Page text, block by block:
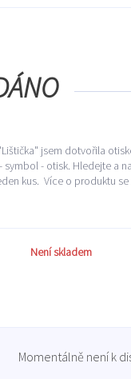
jsem dotvořila
symbol - otisk. Hledejte a
kus. Více o produktu se
Není skladem
Momentálně není k